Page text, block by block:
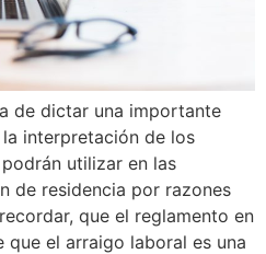
de dictar una importante
interpretación de los
utilizar en las
de residencia por razones
que el reglamento en
que el arraigo laboral es una